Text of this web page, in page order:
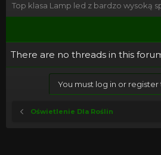
Top klasa Lamp led z bardzo wysoką
There are no threads in this
You must log in or register
Oświetlenie Dla Roślin